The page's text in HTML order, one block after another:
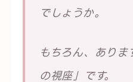
でしょうか。
もちろん、ありま
の視座」です。